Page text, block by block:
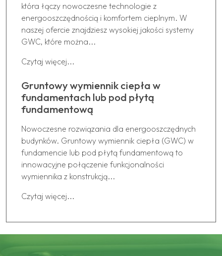
która łączy nowoczesne technologie z
energooszczędnością i komfortem cieplnym. W
naszej ofercie znajdziesz wysokiej jakości systemy
GWC, które można...
Czytaj więcej...
Gruntowy wymiennik ciepła w
fundamentach lub pod płytą
fundamentową
Nowoczesne rozwiązania dla energooszczędnych
budynków. Gruntowy wymiennik ciepła (GWC) w
fundamencie lub pod płytą fundamentową to
innowacyjne połączenie funkcjonalności
wymiennika z konstrukcją...
Czytaj więcej...